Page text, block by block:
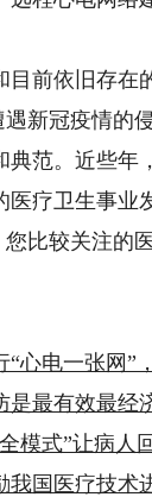
依旧存在的
冠疫情的侵
典范。近些年
医疗卫生事业
较关注的医
“心电一张网”
是最有效最经
模式”让病人
我国医疗技术